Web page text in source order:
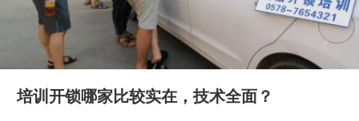
培训开锁哪家比较实在，技术全面？